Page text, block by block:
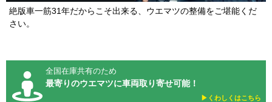
絶版車一筋31年だからこそ出来る、ウエマツの整備をご堪能くだ
さい。
全国在庫共有のため
最寄りのウエマツに車両取り寄せ可能！
▶︎くわしくはこちら